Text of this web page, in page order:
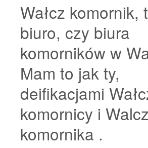
Wałcz komornik,
biuro, czy biura
komorników w
Mam to jak ty,
deifikacjami
komornicy i
komornika .